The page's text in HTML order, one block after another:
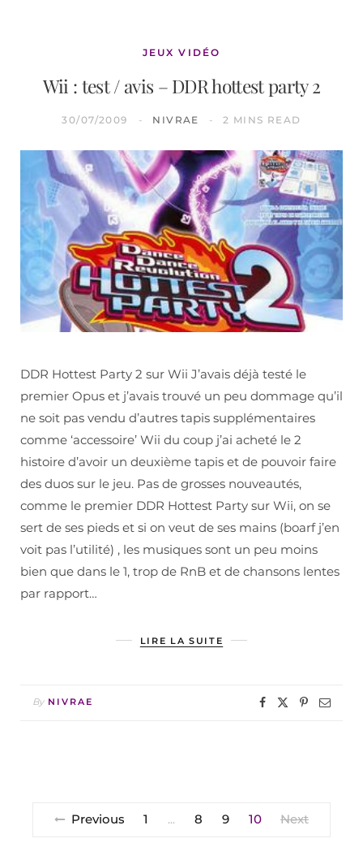
JEUX VIDÉO
Wii : test / avis – DDR hottest party 2
30/07/2009 NIVRAE 2 MINS READ
DDR Hottest Party 2 sur Wii J’avais déjà testé le
premier Opus et j’avais trouvé un peu dommage qu’il
ne soit pas vendu d’autres tapis supplémentaires
comme ‘accessoire’ Wii du coup j’ai acheté le 2
histoire d’avoir un deuxième tapis et de pouvoir faire
des duos sur le jeu. Pas de grosses nouveautés,
comme le premier DDR Hottest Party sur Wii, on se
sert de ses pieds et si on veut de ses mains (boarf j’en
voit pas l’utilité) , les musiques sont un peu moins
bien que dans le 1, trop de RnB et de chansons lentes
par rapport…
LIRE LA SUITE
By NIVRAE
Previous 1 … 8 9 10 Next